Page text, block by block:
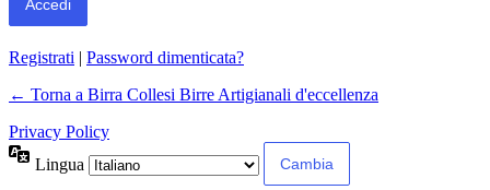
Registrati | Password dimenticata?
← Torna a Birra Collesi Birre Artigianali d'eccellenza
Privacy Policy
Lingua